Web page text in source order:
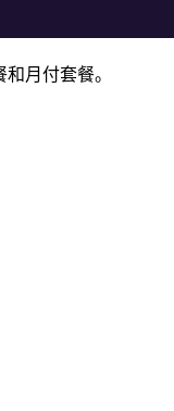
月付套餐。